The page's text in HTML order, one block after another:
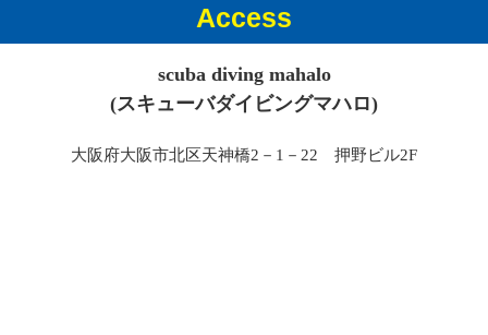
Access
scuba diving mahalo
(スキューバダイビングマハロ)
大阪府大阪市北区天神橋2－1－22 押野ビル2F